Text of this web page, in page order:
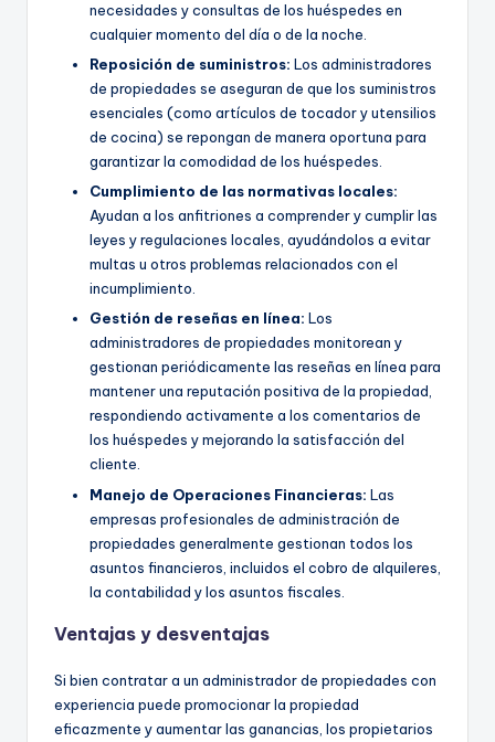
necesidades y consultas de los huéspedes en
cualquier momento del día o de la noche.
Reposición de suministros: Los administradores
de propiedades se aseguran de que los suministros
esenciales (como artículos de tocador y utensilios
de cocina) se repongan de manera oportuna para
garantizar la comodidad de los huéspedes.
Cumplimiento de las normativas locales:
Ayudan a los anfitriones a comprender y cumplir las
leyes y regulaciones locales, ayudándolos a evitar
multas u otros problemas relacionados con el
incumplimiento.
Gestión de reseñas en línea: Los
administradores de propiedades monitorean y
gestionan periódicamente las reseñas en línea para
mantener una reputación positiva de la propiedad,
respondiendo activamente a los comentarios de
los huéspedes y mejorando la satisfacción del
cliente.
Manejo de Operaciones Financieras: Las
empresas profesionales de administración de
propiedades generalmente gestionan todos los
asuntos financieros, incluidos el cobro de alquileres,
la contabilidad y los asuntos fiscales.
Ventajas y desventajas
Si bien contratar a un administrador de propiedades con
experiencia puede promocionar la propiedad
eficazmente y aumentar las ganancias, los propietarios